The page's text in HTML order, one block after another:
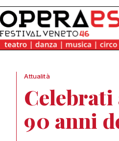
Attualità
Celebrati
90 anni